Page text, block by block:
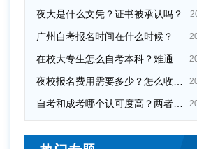
夜大是什么文凭？证书被承认吗？
广州自考报名时间在什么时候？
在校大专生怎么自考本科？难通过吗？
夜校报名费用需要多少？怎么收费的？
自考和成考哪个认可度高？两者区别在哪？
成人自考大专专业
自考广告设计与制作专业
女生选择什么专业 专升本财税专
行政管理自考科目 深圳夜校报名
怎么报读广州夜校 夜校什么时候
本科自考多少钱 华师网络教育文